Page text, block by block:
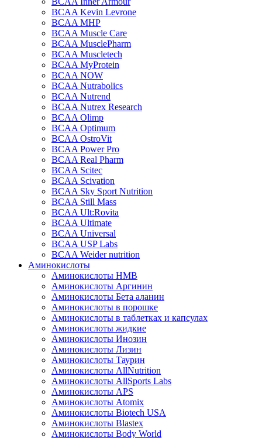
BCAA Kevin Levrone
BCAA MHP
BCAA Muscle Care
BCAA MusclePharm
BCAA Muscletech
BCAA MyProtein
BCAA NOW
BCAA Nutrabolics
BCAA Nutrend
BCAA Nutrex Research
BCAA Olimp
BCAA Optimum
BCAA OstroVit
BCAA Power Pro
BCAA Real Pharm
BCAA Scitec
BCAA Scivation
BCAA Sky Sport Nutrition
BCAA Still Mass
BCAA Ult:Rovita
BCAA Ultimate
BCAA Universal
BCAA USP Labs
BCAA Weider nutrition
Аминокислоты
Аминокислоты HMB
Аминокислоты Аргинин
Аминокислоты Бета аланин
Аминокислоты в порошке
Аминокислоты в таблетках и капсулах
Аминокислоты жидкие
Аминокислоты Инозин
Аминокислоты Лизин
Аминокислоты Таурин
Аминокислоты AllNutrition
Аминокислоты AllSports Labs
Аминокислоты APS
Аминокислоты Atomix
Аминокислоты Biotech USA
Аминокислоты Blastex
Аминокислоты Body World